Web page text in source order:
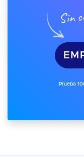
Sin
Prueba